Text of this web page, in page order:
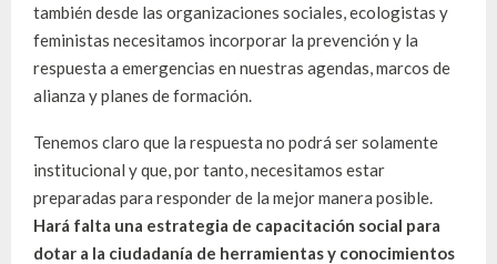
también desde las organizaciones sociales, ecologistas y
feministas necesitamos incorporar la prevención y la
respuesta a emergencias en nuestras agendas, marcos de
alianza y planes de formación.
Tenemos claro que la respuesta no podrá ser solamente
institucional y que, por tanto, necesitamos estar
preparadas para responder de la mejor manera posible.
Hará falta una estrategia de capacitación social para
dotar a la ciudadanía de herramientas y conocimientos